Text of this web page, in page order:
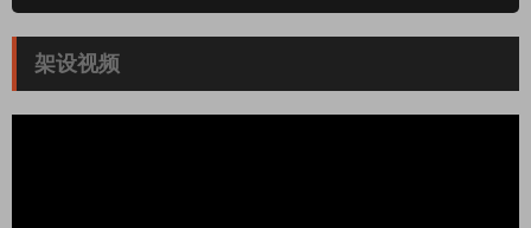
架设视频